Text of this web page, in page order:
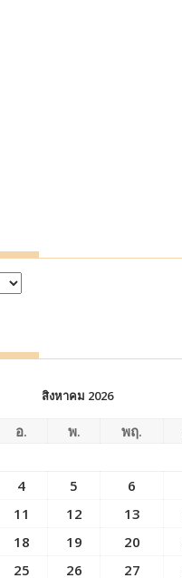
สิงหาคม 2026
อ. พ. พฤ.
4 5 6
11 12 13
18 19 20
25 26 27